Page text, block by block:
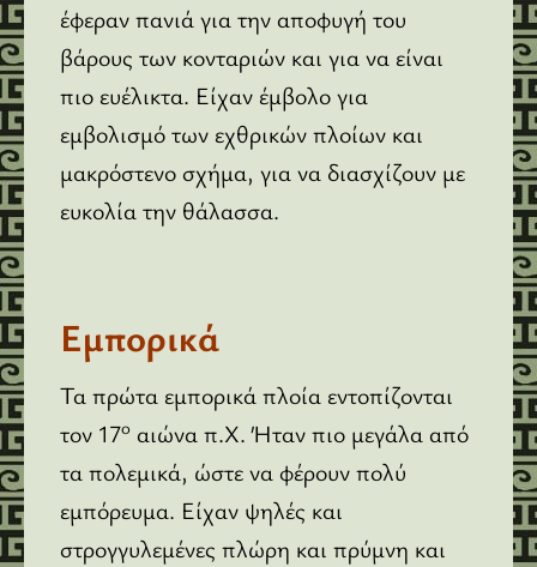
έφεραν πανιά για την αποφυγή του
βάρους των κονταριών και για να είναι
πιο ευέλικτα. Είχαν έμβολο για
εμβολισμό των εχθρικών πλοίων και
μακρόστενο σχήμα, για να διασχίζουν με
ευκολία την θάλασσα.
Εμπορικά
Τα πρώτα εμπορικά πλοία εντοπίζονται
τον 17ο αιώνα π.Χ. Ήταν πιο μεγάλα από
τα πολεμικά, ώστε να φέρουν πολύ
εμπόρευμα. Είχαν ψηλές και
στρογγυλεμένες πλώρη και πρύμνη και